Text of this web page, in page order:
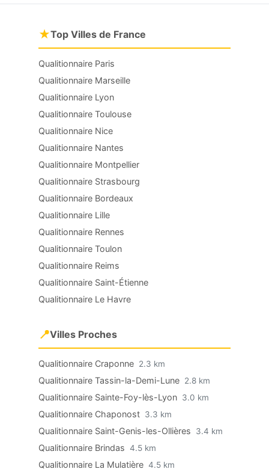
★Top Villes de France
Qualitionnaire Paris
Qualitionnaire Marseille
Qualitionnaire Lyon
Qualitionnaire Toulouse
Qualitionnaire Nice
Qualitionnaire Nantes
Qualitionnaire Montpellier
Qualitionnaire Strasbourg
Qualitionnaire Bordeaux
Qualitionnaire Lille
Qualitionnaire Rennes
Qualitionnaire Toulon
Qualitionnaire Reims
Qualitionnaire Saint-Étienne
Qualitionnaire Le Havre
📍Villes Proches
Qualitionnaire Craponne 2.3 km
Qualitionnaire Tassin-la-Demi-Lune 2.8 km
Qualitionnaire Sainte-Foy-lès-Lyon 3.0 km
Qualitionnaire Chaponost 3.3 km
Qualitionnaire Saint-Genis-les-Ollières 3.4 km
Qualitionnaire Brindas 4.5 km
Qualitionnaire La Mulatière 4.5 km